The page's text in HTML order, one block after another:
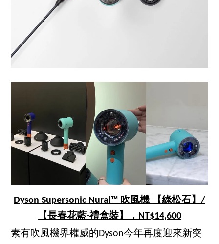
Dyson Supersonic Nural™ 吹風機 【綠松石】/
【長春花藍-禮盒裝】，NT$14,600
素有吹風機界權威的Dyson今年再度迎來新突